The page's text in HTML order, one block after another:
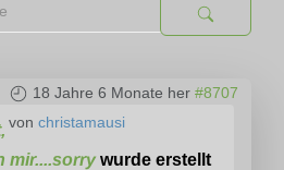
18 Jahre 6 Monate her #8707
von christamausi
mir....sorrywurde erstellt